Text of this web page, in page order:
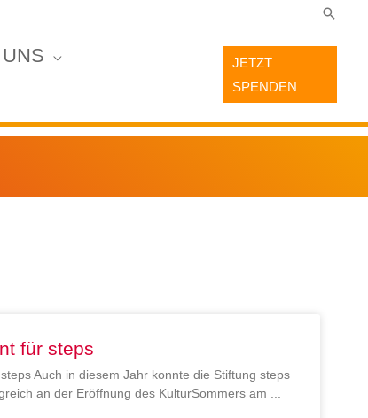
JETZT
SPENDEN
für steps
Auch in diesem Jahr konnte die Stiftung steps
an der Eröffnung des KulturSommers am